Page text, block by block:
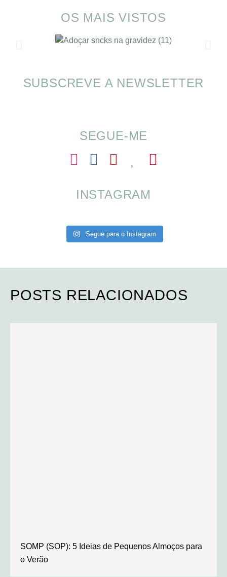
OS MAIS VISTOS
SOMP (SOP): 5 Ideias de Pequenos Almoços
SUBSCREVE A NEWSLETTER
SEGUE-ME
INSTAGRAM
Segue para o Instagram
POSTS RELACIONADOS
SOMP (SOP): 5 Ideias de Pequenos Almoços para
o Verão